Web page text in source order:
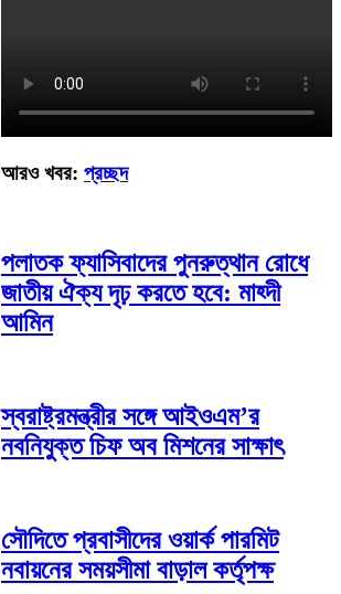
আরও খবর: প্রচ্ছদ
পলাতক ফ্যাসিবাদের পুনরুত্থান রোধে
জাতীয় ঐক্য দৃঢ় করতে হবে: মাহ্দী
আমিন
স্বরাষ্ট্রমন্ত্রীর সঙ্গে আইওএম’র
নবনিযুক্ত চিফ অব মিশনের সাক্ষাৎ
সৌদিতে প্রবাসীদের ওয়ার্ক পারমিট
নবায়নের সময়সীমা বাড়াল কর্তৃপক্ষ